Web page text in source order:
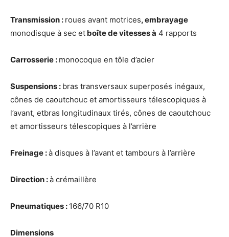
Transmission : roues avant motrices, embrayage
monodisque à sec et boîte de vitesses à 4 rapports
Carrosserie : monocoque en tôle d’acier
Suspensions : bras transversaux superposés inégaux,
cônes de caoutchouc et amortisseurs télescopiques à
l’avant, etbras longitudinaux tirés, cônes de caoutchouc
et amortisseurs télescopiques à l’arrière
Freinage :à disques à l’avant et tambours à l’arrière
Direction :à crémaillère
Pneumatiques : 166/70 R10
Dimensions